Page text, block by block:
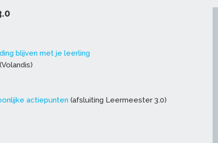
blijven met je leerling
(Volandis)
actiepunten (afsluiting Leermeester 3.0)